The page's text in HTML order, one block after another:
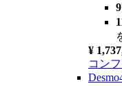
¥
コン